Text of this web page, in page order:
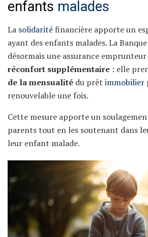
enfants malades
La solidaritéfinancière apporte un
ayant des enfants malades. La
désormais une assurance
réconfort supplémentaire : elle
de la mensualité du prêt immobilier
renouvelable une fois.
Cette mesure apporte un
parents tout en les soutenant dans
leur enfant malade.